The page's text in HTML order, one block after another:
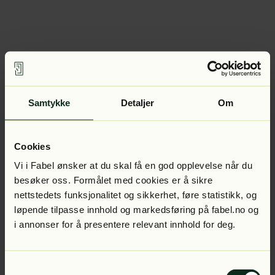
Samtykke Detaljer Om
Cookies
Vi i Fabel ønsker at du skal få en god opplevelse når du
besøker oss. Formålet med cookies er å sikre
nettstedets funksjonalitet og sikkerhet, føre statistikk, og
løpende tilpasse innhold og markedsføring på fabel.no og
i annonser for å presentere relevant innhold for deg.